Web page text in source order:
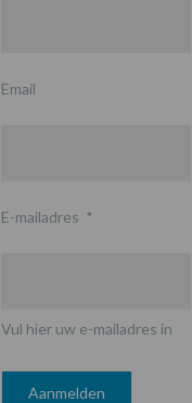
Email
E-mailadres *
Vul hier uw e-mailadres in